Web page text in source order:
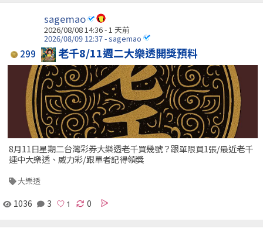
sagemao
2026/08/08 14:36 - 1 天前
2026/08/09 12:37 - sagemao
299 老千8/11週二大樂透開獎預料
8月11日星期二台灣彩券大樂透老千買幾號？跟單限買1張/最近老千
連中大樂透、威力彩/跟單者記得領獎
大樂透
1036 3 0